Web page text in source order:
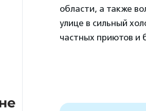
области, а также
улице в сильный
частных приютов и